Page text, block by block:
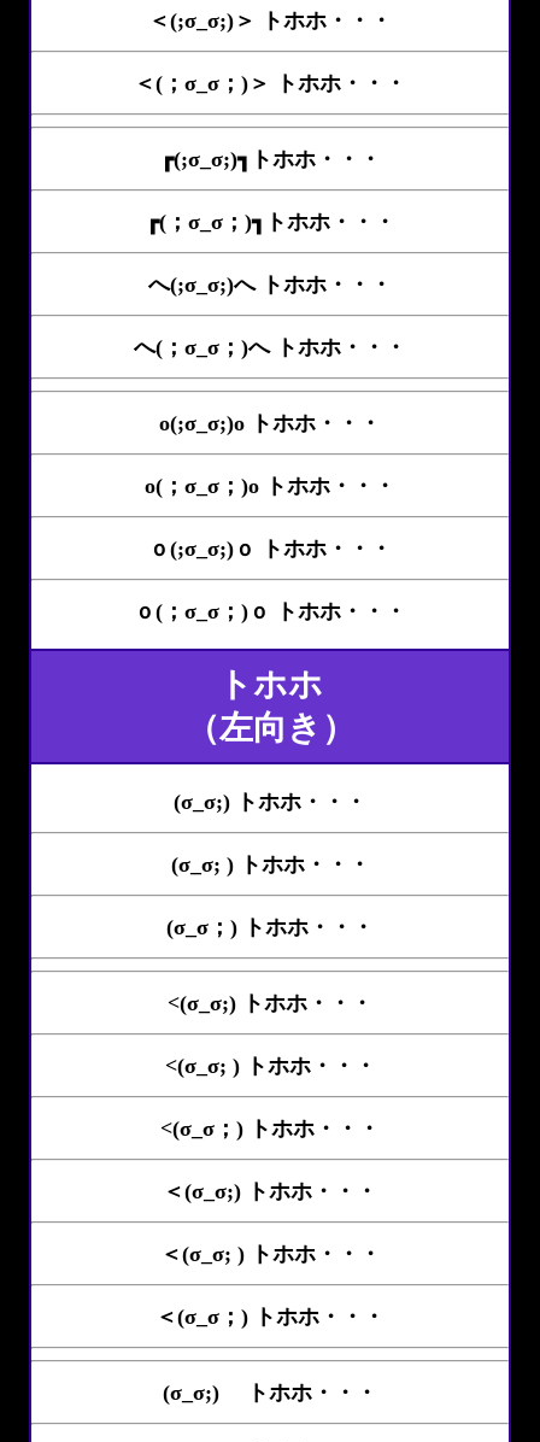
＜(;σ_σ;)＞ トホホ・・・
＜(；σ_σ；)＞ トホホ・・・
┏(;σ_σ;)┓トホホ・・・
┏(；σ_σ；)┓トホホ・・・
へ(;σ_σ;)へ トホホ・・・
へ(；σ_σ；)へ トホホ・・・
o(;σ_σ;)o トホホ・・・
o(；σ_σ；)o トホホ・・・
ｏ(;σ_σ;)ｏ トホホ・・・
ｏ(；σ_σ；)ｏ トホホ・・・
トホホ
（左向き）
(σ_σ;) トホホ・・・
(σ_σ; ) トホホ・・・
(σ_σ；) トホホ・・・
<(σ_σ;) トホホ・・・
<(σ_σ; ) トホホ・・・
<(σ_σ；) トホホ・・・
＜(σ_σ;) トホホ・・・
＜(σ_σ; ) トホホ・・・
＜(σ_σ；) トホホ・・・
(σ_σ;)ゝ トホホ・・・